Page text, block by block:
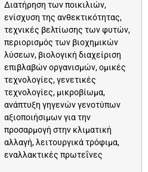
Διατήρηση των ποικιλιών,
ενίσχυση της ανθεκτικότητας,
τεχνικές βελτίωσης των φυτών,
περιορισμός των βιοχημικών
λύσεων, βιολογική διαχείριση
επιβλαβών οργανισμών, ομικές
τεχνολογίες, γενετικές
τεχνολογίες, μικροβίωμα,
ανάπτυξη γηγενών γενοτύπων
αξιοποιήσιμων για την
προσαρμογή στην κλιματική
αλλαγή, λειτουργικά τρόφιμα,
εναλλακτικές πρωτεΐνες